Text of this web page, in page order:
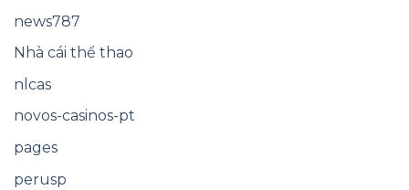
news787
Nhà cái thể thao
nlcas
novos-casinos-pt
pages
perusp